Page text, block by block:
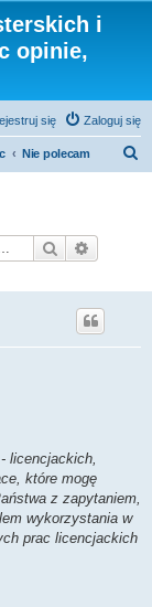
i
opinie,
Zaloguj się
się
Nie polecam
Szukaj
licencjackich,
które mogę
z zapytaniem,
wykorzystania w
prac licencjackich